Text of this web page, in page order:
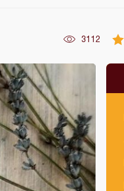
3112